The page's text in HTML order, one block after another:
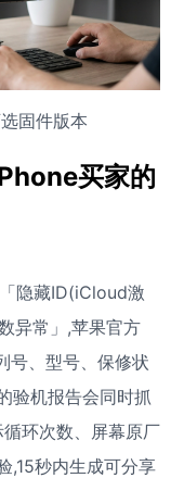
固件版本
买家的
隐藏ID(iCloud激
异常」,苹果官方
号、型号、保修状
验机报告会同时抓
环次数、屏幕原厂
,15秒内生成可分享